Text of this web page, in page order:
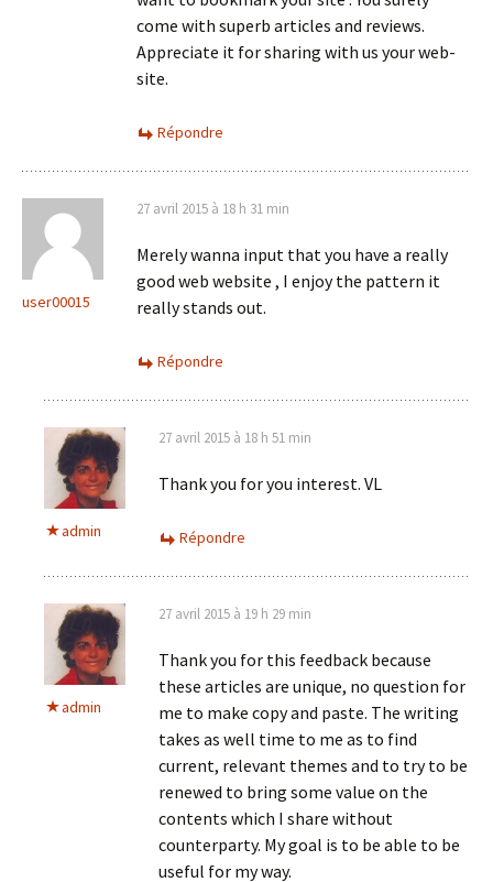
come with superb articles and reviews.
Appreciate it for sharing with us your web-
site.
Répondre
user00015
27 avril 2015 à 18 h 31 min
Merely wanna input that you have a really
good web website , I enjoy the pattern it
really stands out.
Répondre
admin
27 avril 2015 à 18 h 51 min
Thank you for you interest. VL
Répondre
admin
27 avril 2015 à 19 h 29 min
Thank you for this feedback because
these articles are unique, no question for
me to make copy and paste. The writing
takes as well time to me as to find
current, relevant themes and to try to be
renewed to bring some value on the
contents which I share without
counterparty. My goal is to be able to be
useful for my way.